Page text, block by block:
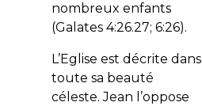
nombreux enfants
(Galates 4:26.27; 6:26).
L’Eglise est décrite dans
toute sa beauté
céleste. Jean l’oppose